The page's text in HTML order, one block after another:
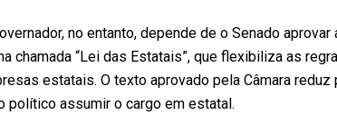
no entanto, depende de o Senado
chamada “Lei das Estatais”, que flexibiliza as
estatais. O texto aprovado pela Câmara
político assumir o cargo em estatal.